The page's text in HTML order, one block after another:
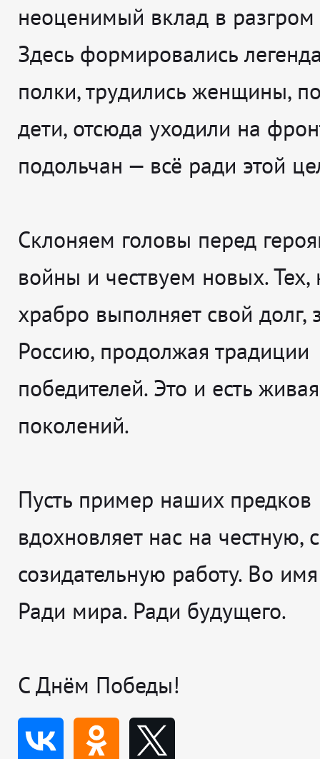
неоценимый вклад в
Здесь формировались
полки, трудились женщины,
дети, отсюда уходили на
подольчан — всё ради этой
Склоняем головы перед
войны и чествуем новых. Тех,
храбро выполняет свой
Россию, продолжая традиции
победителей. Это и есть
поколений.
Пусть пример наших предков
вдохновляет нас на честную,
созидательную работу. Во
Ради мира. Ради будущего.
С Днём Победы!